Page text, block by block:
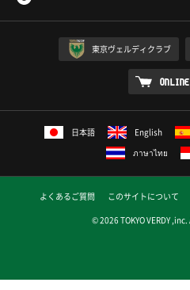
東京ヴェルディクラブ
日本語 English
ภาษาไทย
よくあるご質問 このサイトについて
© 2026 TOKYO VERDY